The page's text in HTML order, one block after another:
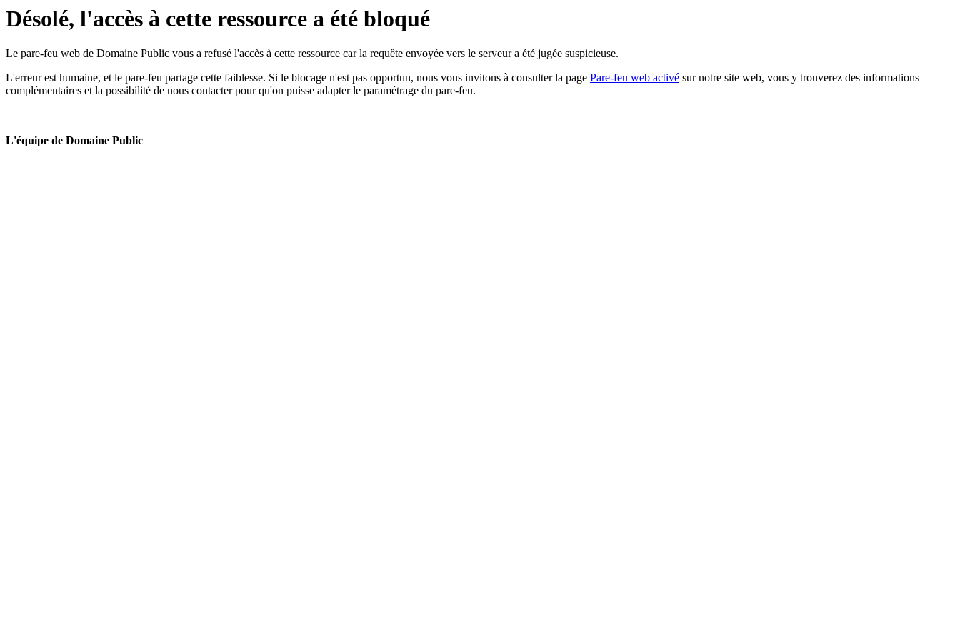
Désolé, l'accès à cette ressource a été bloqué
Le pare-feu web de Domaine Public vous a refusé l'accès à cette ressource car la requête envoyée vers le serveur a été jugée suspicieuse.
L'erreur est humaine, et le pare-feu partage cette faiblesse. Si le blocage n'est pas opportun, nous vous invitons à consulter la page Pare-feu web activé sur notre site web, vous y trouverez des informations
complémentaires et la possibilité de nous contacter pour qu'on puisse adapter le paramétrage du pare-feu.
L'équipe de Domaine Public